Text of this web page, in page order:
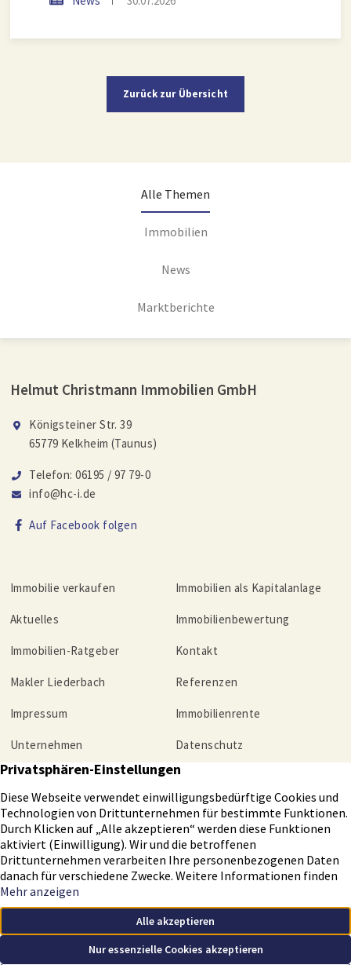
Zurück zur Übersicht
Alle Themen
Immobilien
News
Marktberichte
Helmut Christmann Immobilien GmbH
Königsteiner Str. 39
65779 Kelkheim (Taunus)
Telefon: 06195 / 97 79-0
info@hc-i.de
Auf Facebook folgen
Immobilie verkaufen Immobilien als Kapitalanlage
Aktuelles Immobilienbewertung
Immobilien-Ratgeber Kontakt
Makler Liederbach Referenzen
Impressum Immobilienrente
Unternehmen Datenschutz
Tippgeber
Helmut Christmann Immobilien GmbH – Ihr